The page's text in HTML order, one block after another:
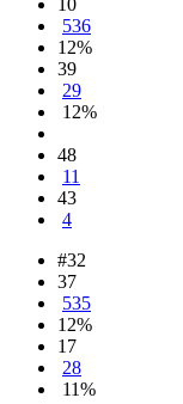
536
12%
39
29
12%
48
11
43
4
#32
37
535
12%
17
28
11%